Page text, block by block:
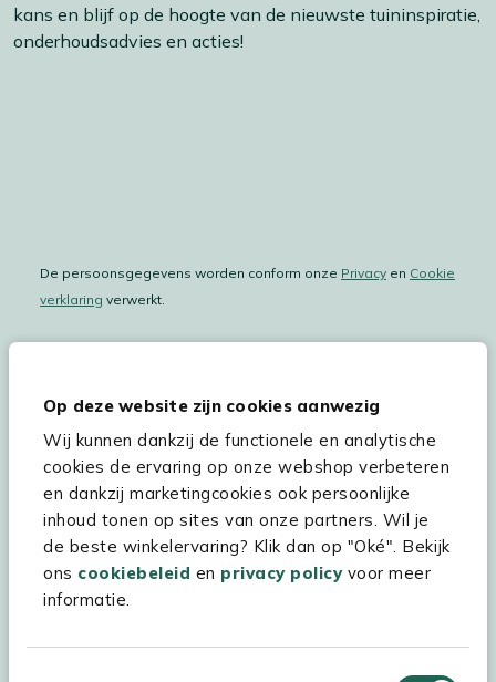
Op deze website zijn cookies aanwezig
Wij kunnen dankzij de functionele en analytische
cookies de ervaring op onze webshop verbeteren
en dankzij marketingcookies ook persoonlijke
inhoud tonen op sites van onze partners. Wil je
de beste winkelervaring? Klik dan op "Oké". Bekijk
ons cookiebeleid en privacy policyvoor meer
informatie.
kans en blijf op de hoogte van de nieuwste tuininspiratie,
onderhoudsadvies en acties!
De persoonsgegevens worden conform onze Privacy en Cookie
verklaring verwerkt.
Hulp & service
Assortiment
Kees Smit Tuinmeubelen
Experience Stores XXL